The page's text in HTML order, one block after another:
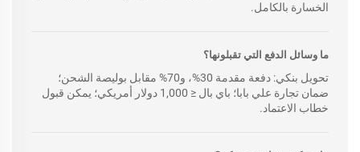
الخسارة بالكامل.
ما وسائل الدفع التي تقبلونها؟
تحويل بنكي: دفعة مقدمة 30%، و70% مقابل بوليصة الشحن؛
ضمان تجارة علي بابا؛ باي بال ≤ 1,000 دولار أمريكي؛ يمكن قبول
خطاب الاعتماد.